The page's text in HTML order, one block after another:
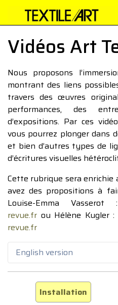
Vidéos Art
Nous proposons
montrant des liens
travers des œuvres
performances, des
d’expositions. Par ces
vous pourrez plonger dans
et bien d’autres types de
d’écritures visuelles
Cette rubrique sera enrichie
avez des propositions à
Louise-Emma
revue.fr ou Hélène Kugler :
revue.fr
English version
Installation